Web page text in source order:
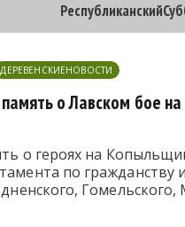
ДЕРЕВЕНСКИЕНОВОСТИ
о Лавском бое
о героях на
по